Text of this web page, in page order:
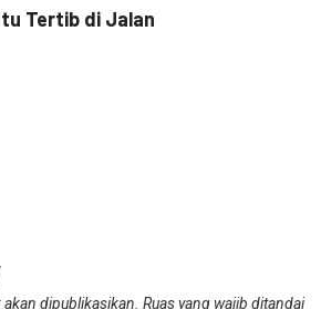
Tertib di Jalan
dipublikasikan. Ruas yang wajib ditandai